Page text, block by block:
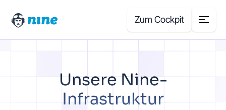
Zum Cockpit
Unsere Nine-
Infrastruktur